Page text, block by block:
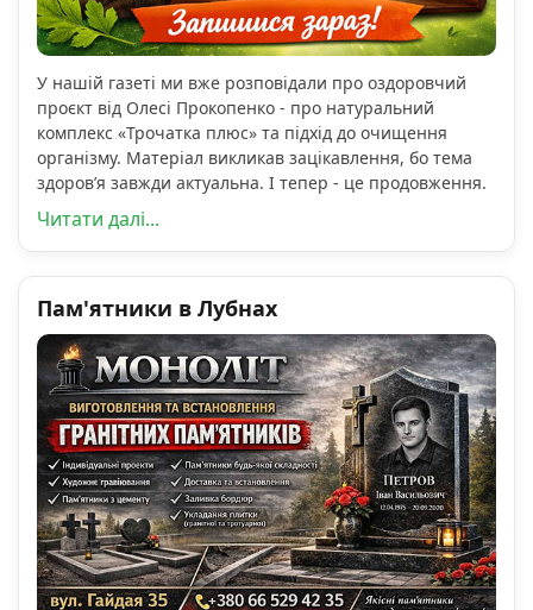
У нашій газеті ми вже розповідали про оздоровчий
проєкт від Олесі Прокопенко - про натуральний
комплекс «Трочатка плюс» та підхід до очищення
організму. Матеріал викликав зацікавлення, бо тема
здоров’я завжди актуальна. І тепер - це продовження.
Читати далі...
Пам'ятники в Лубнах